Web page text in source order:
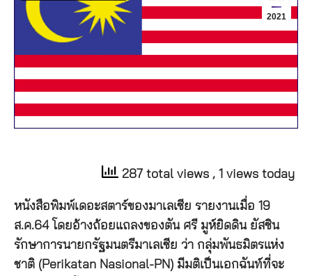
2021
287 total views , 1 views today
หนังสือพิมพ์เดอะสตาร์ของมาเลเซีย รายงานเมื่อ 19
ส.ค.64 โดยอ้างถ้อยแถลงของตัน ศรี มูห์ยิดดิน ยัสซิน
รักษาการนายกรัฐมนตรีมาเลเซีย ว่า กลุ่มพันธมิตรแห่ง
ชาติ (Perikatan Nasional-PN) มีมติเป็นเอกฉันท์ที่จะ